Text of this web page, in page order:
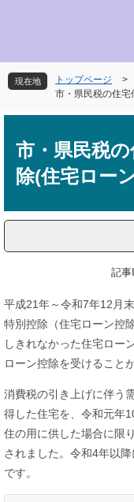
先
頭
を
飛
現在地 トップページ >
市・県民税の住
市・県民税
除(住宅ロー
記事
平成21年～令和7年12月
特別控除（住宅ローン控
しきれなかった住宅ロー
ローン控除を受けること
消費税の引き上げに伴う
得した住宅を、令和元年
住の用に供した場合に限
されました。令和4年以
です。